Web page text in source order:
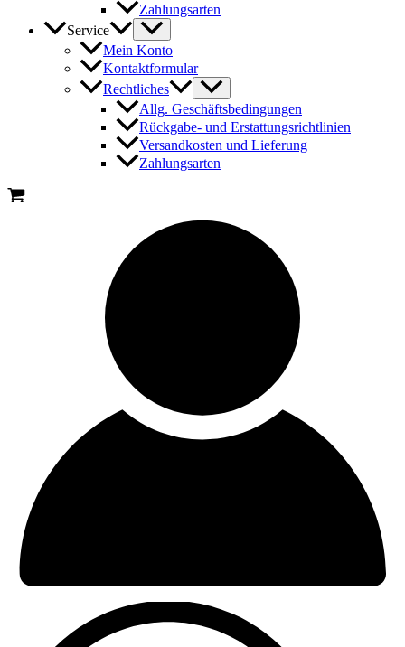
Zahlungsarten
Service
Mein Konto
Kontaktformular
Rechtliches
Allg. Geschäftsbedingungen
Rückgabe- und Erstattungsrichtlinien
Versandkosten und Lieferung
Zahlungsarten